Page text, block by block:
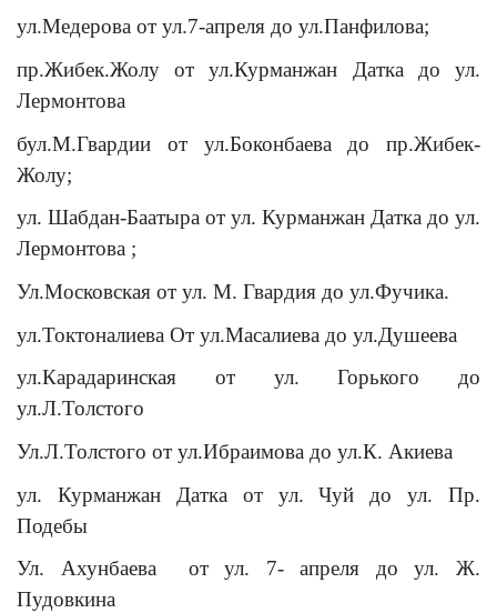
ул.Медерова от ул.7-апреля до ул.Панфилова;
пр.Жибек.Жолуот ул.Курманжан Датка до ул.
Лермонтова
бул.М.Гвардии от ул.Боконбаева до пр.Жибек-
Жолу;
ул. Шабдан-Баатыра от ул. Курманжан Датка до ул.
Лермонтова ;
Ул.Московская от ул. М. Гвардия до ул.Фучика.
ул.Токтоналиева От ул.Масалиева до ул.Душеева
ул.Карадаринская
от ул. Горького до
ул.Л.Толстого
Ул.Л.Толстого от ул.Ибраимова до ул.К. Акиева
ул. Курманжан Датка от ул. Чуй до ул. Пр.
Подебы
Ул. Ахунбаева от ул. 7- апреля до ул. Ж.
Пудовкина